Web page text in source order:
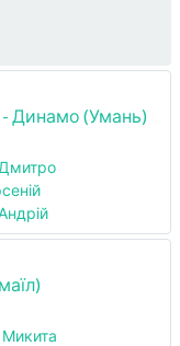
Динамо (Умань)